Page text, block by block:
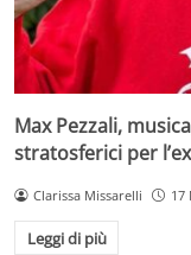
Max Pezzali,
stratosferici per
Clarissa Missarelli 17
Leggi di più